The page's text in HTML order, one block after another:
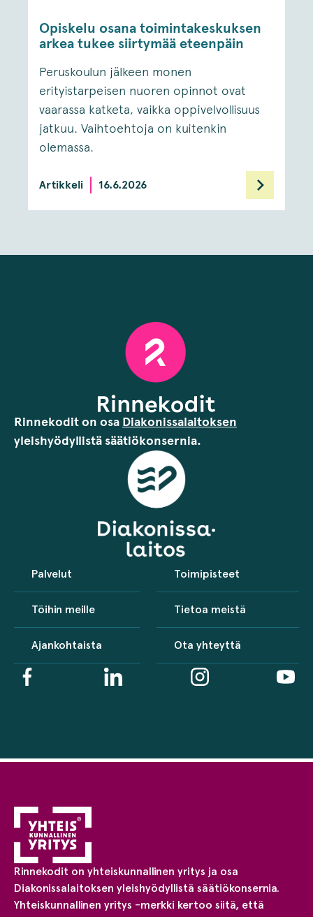
Opiskelu osana toimintakeskuksen
arkea tukee siirtymää eteenpäin
Peruskoulun jälkeen monen
erityistarpeisen nuoren opinnot ovat
vaarassa katketa, vaikka oppivelvollisuus
jatkuu. Vaihtoehtoja on kuitenkin
olemassa.
Artikkeli 16.6.2026
Rinnekodit on osa Diakonissalaitoksen
yleishyödyllistä säätiökonsernia.
Palvelut Toimipisteet
Töihin meille Tietoa meistä
Ajankohtaista Ota yhteyttä
Rinnekodit on yhteiskunnallinen yritys ja osa
Diakonissalaitoksen yleishyödyllistä säätiökonsernia.
Yhteiskunnallinen yritys -merkki kertoo siitä, että